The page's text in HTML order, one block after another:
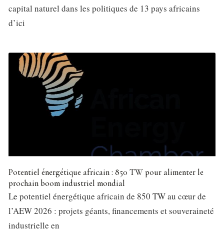
capital naturel dans les politiques de 13 pays africains
d’ici
Potentiel énergétique africain : 850 TW pour alimenter le
prochain boom industriel mondial
Le potentiel énergétique africain de 850 TW au cœur de
l’AEW 2026 : projets géants, financements et souveraineté
industrielle en